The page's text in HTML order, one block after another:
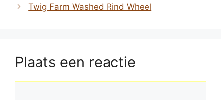
Twig Farm Washed Rind Wheel
Plaats een reactie